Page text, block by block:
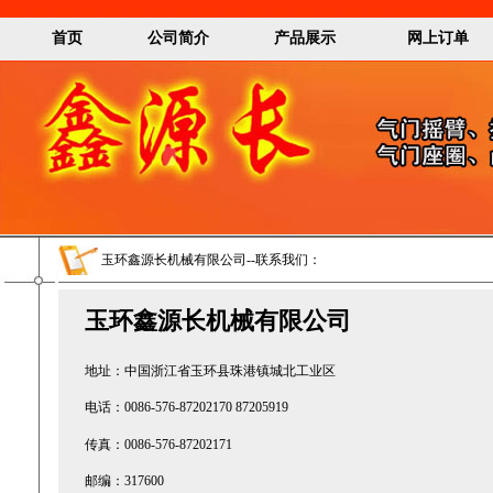
首页 公司简介 产品展示 网上订单
玉环鑫源长机械有限公司--联系我们：
玉环鑫源长机械有限公司
地址：中国浙江省玉环县珠港镇城北工业区
电话：0086-576-87202170 87205919
传真：0086-576-87202171
邮编：317600